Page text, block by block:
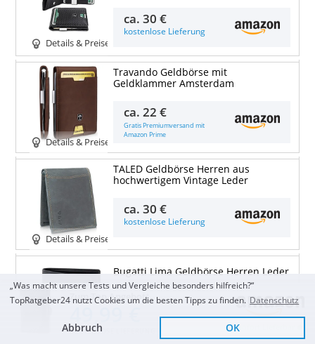
Zum Top Angebot
KOSTENLOSE LIEFERUNG Sofort Lieferbar
Details & Preise
ca.30 €
kostenlose Lieferung
Details & Preise
Travando Geldbörse mit
Geldklammer Amsterdam
ca.22 €
Gratis Premiumversand mit
Amazon Prime
Details & Preise
TALED Geldbörse Herren aus
hochwertigem Vintage Leder
ca.30 €
kostenlose Lieferung
Bugatti Lima Geldbörse Herren Leder
ca.35 €
kostenlose Lieferung
„Was macht unsere Tests und Vergleiche besonders hilfreich?“
TopRatgeber24 nutzt Cookies um die besten Tipps zu finden. Datenschutz
Abbruch OK